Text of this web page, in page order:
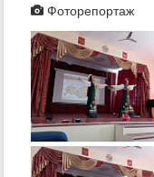
Фоторепортаж